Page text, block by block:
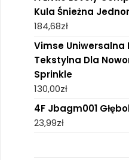
Kula Śnieżna
184,68zł
Vimse Uniwersalna
Tekstylna Dla
Sprinkle
130,00zł
4F Jbagm001
23,99zł